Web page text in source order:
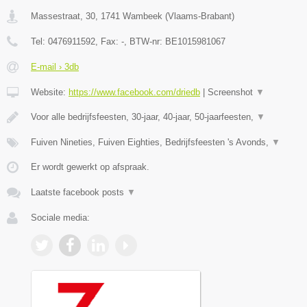
Massestraat, 30 1741 Wambeek (Vlaams-Brabant)
Tel: 0476911592 , Fax: - , BTW-nr: BE1015981067
E-mail › 3db
Website: https://www.facebook.com/driedb Screenshot ▼
Voor alle bedrijfsfeesten, 30-jaar, 40-jaar, 50-jaarfeesten, ▼
Fuiven Nineties, Fuiven Eighties, Bedrijfsfeesten 's Avonds, ▼
Er wordt gewerkt op afspraak.
Laatste facebook posts ▼
Sociale media: